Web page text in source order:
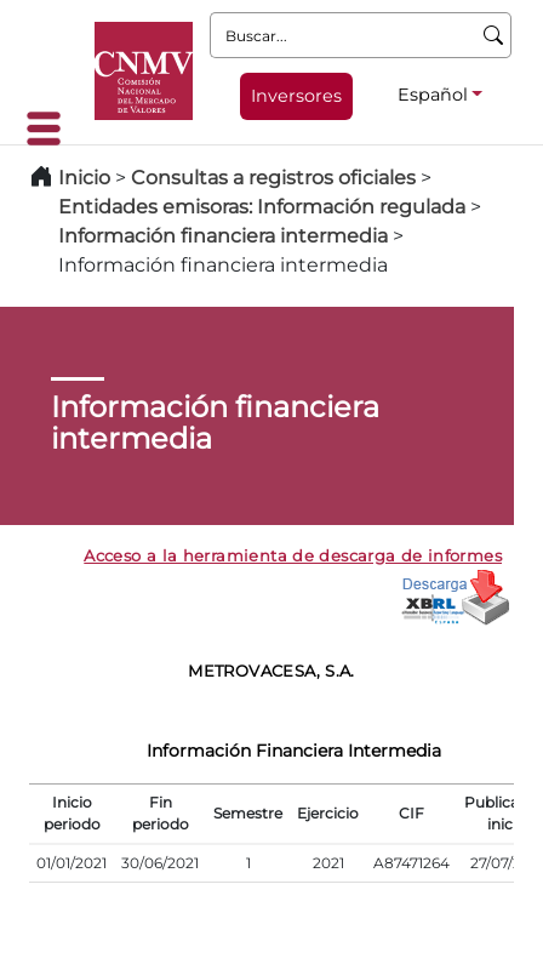
Buscar:
Inversores Español
Inicio > Consultas a registros oficiales >
Entidades emisoras: Información regulada >
Información financiera intermedia >
Información financiera intermedia
Información financiera
intermedia
Acceso a la herramienta de descarga de informes
METROVACESA, S.A.
Información Financiera Intermedia
Inicio
periodo
Fin
periodo
Semestre Ejercicio CIF
inicial
01/01/2021 30/06/2021 1 2021 A87471264 27/07/2021